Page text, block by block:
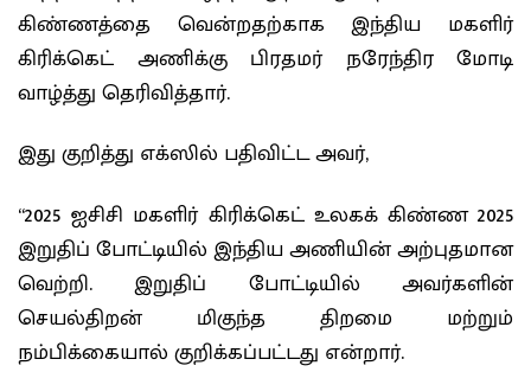
கிண்ணத்தை வென்றதற்காக இந்திய மகளிர்
கிரிக்கெட் அணிக்கு பிரதமர் நரேந்திர மோடி
வாழ்த்து தெரிவித்தார்.
இது குறித்து எக்ஸில் பதிவிட்ட அவர்,
“2025 ஐசிசி மகளிர் கிரிக்கெட் உலகக் கிண்ண 2025
இறுதிப் போட்டியில் இந்திய அணியின் அற்புதமான
வெற்றி. இறுதிப் போட்டியில் அவர்களின்
செயல்திறன் மிகுந்த திறமை மற்றும்
நம்பிக்கையால் குறிக்கப்பட்டது என்றார்.